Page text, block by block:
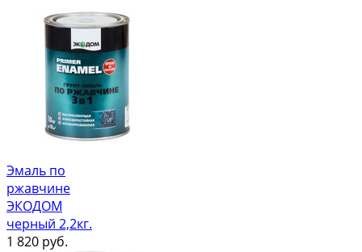
Эмаль по
ржавчине
ЭКОДОМ
черный 2,2кг.
1 820 руб.